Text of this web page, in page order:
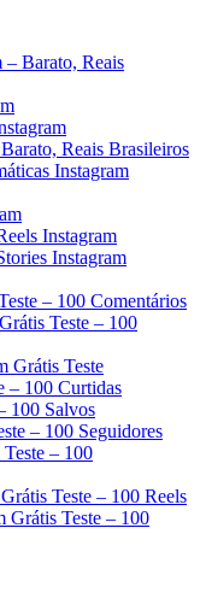
– Barato, Reais
Reais Brasileiros
Instagram
Instagram
Instagram
– 100 Comentários
Teste – 100
Grátis Teste
– 100 Curtidas
100 Salvos
– 100 Seguidores
– 100
Teste – 100 Reels
Grátis Teste – 100